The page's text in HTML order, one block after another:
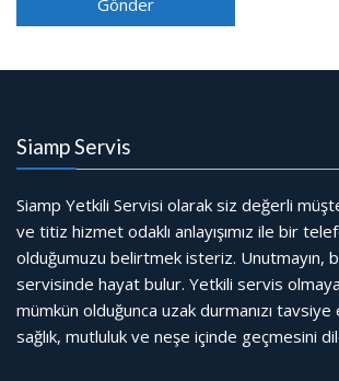
Siamp Servis
Siamp Yetkili Servisi olarak siz değerli
ve titiz hizmet odaklı anlayışımız ile bir
olduğumuzu belirtmek isteriz. Unutmayın,
servisinde hayat bulur. Yetkili servis
mümkün olduğunca uzak durmanızı
sağlık, mutluluk ve neşe içinde geçmesini